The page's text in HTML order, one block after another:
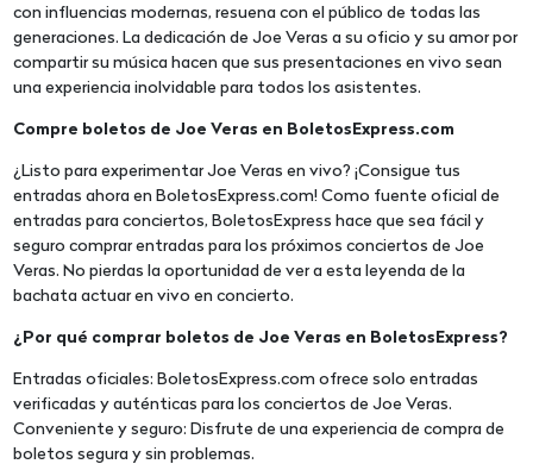
con influencias modernas, resuena con el público de todas las
generaciones. La dedicación de Joe Veras a su oficio y su amor por
compartir su música hacen que sus presentaciones en vivo sean
una experiencia inolvidable para todos los asistentes.
Compre boletos de Joe Veras en BoletosExpress.com
¿Listo para experimentar Joe Veras en vivo? ¡Consigue tus
entradas ahora en BoletosExpress.com! Como fuente oficial de
entradas para conciertos, BoletosExpress hace que sea fácil y
seguro comprar entradas para los próximos conciertos de Joe
Veras. No pierdas la oportunidad de ver a esta leyenda de la
bachata actuar en vivo en concierto.
¿Por qué comprar boletos de Joe Veras en BoletosExpress?
Entradas oficiales: BoletosExpress.com ofrece solo entradas
verificadas y auténticas para los conciertos de Joe Veras.
Conveniente y seguro: Disfrute de una experiencia de compra de
boletos segura y sin problemas.